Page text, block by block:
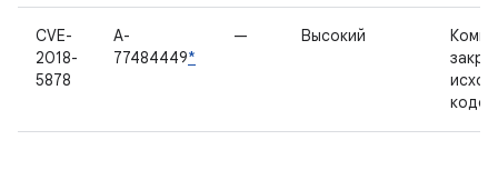
CVE-
2018-
5878
A-
77484449*
— Высокий
кодом